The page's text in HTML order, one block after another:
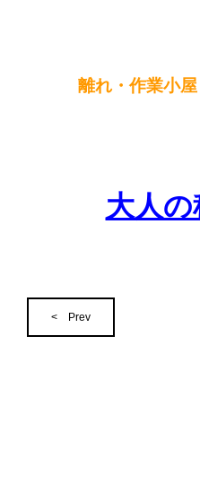
離れ・作業小
大人
< Prev